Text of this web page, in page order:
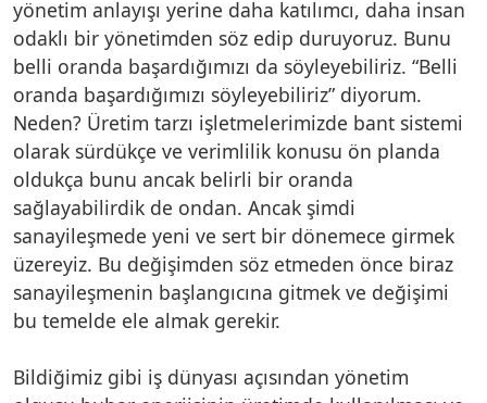
yönetim anlayışı yerine daha katılımcı, daha insan
odaklı bir yönetimden söz edip duruyoruz. Bunu
belli oranda başardığımızı da söyleyebiliriz. “Belli
oranda başardığımızı söyleyebiliriz” diyorum.
Neden? Üretim tarzı işletmelerimizde bant sistemi
olarak sürdükçe ve verimlilik konusu ön planda
oldukça bunu ancak belirli bir oranda
sağlayabilirdik de ondan. Ancak şimdi
sanayileşmede yeni ve sert bir dönemece girmek
üzereyiz. Bu değişimden söz etmeden önce biraz
sanayileşmenin başlangıcına gitmek ve değişimi
bu temelde ele almak gerekir.
Bildiğimiz gibi iş dünyası açısından yönetim